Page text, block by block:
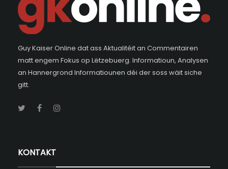
Guy Kaiser Online dat ass Aktualitéit an Commentairen
matt engem Fokus op Lëtzebuerg. Informatioun, Analysen
an Hannergrond Informatiounen déi der soss wäit siche
gitt.
KONTAKT